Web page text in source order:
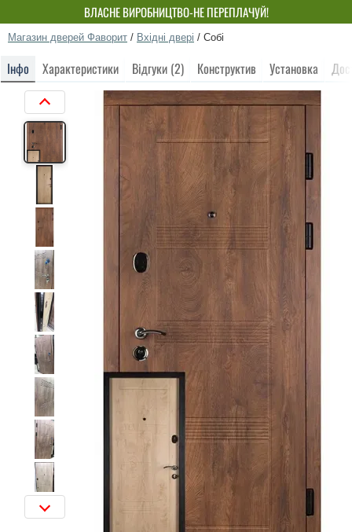
ВЛАСНЕ ВИРОБНИЦТВО-НЕ ПЕРЕПЛАЧУЙ!
Магазин дверей Фаворит / Вхідні двері / Собі
Інфо Характеристики Відгуки (2) Конструктив Установка